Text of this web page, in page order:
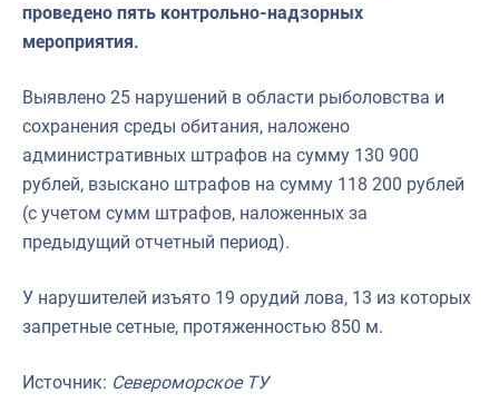
проведено пять контрольно-надзорных
мероприятия.
Выявлено 25 нарушений в области рыболовства и
сохранения среды обитания, наложено
административных штрафов на сумму 130 900
рублей, взыскано штрафов на сумму 118 200 рублей
(с учетом сумм штрафов, наложенных за
предыдущий отчетный период).
У нарушителей изъято 19 орудий лова, 13 из которых
запретные сетные, протяженностью 850 м.
Источник: Североморское ТУ